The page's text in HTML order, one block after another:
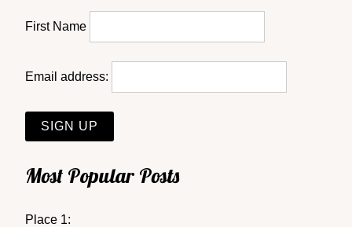
First Name
Email address:
Most Popular Posts
Place 1: